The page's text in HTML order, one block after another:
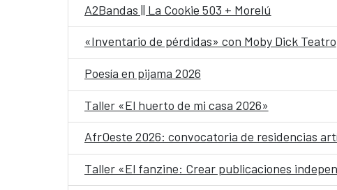
A2Bandas || La Cookie 503 + Morelú
«Inventario de pérdidas» con Moby Dick Teatro
Poesía en pijama 2026
Taller «El huerto de mi casa 2026»
AfrOeste 2026: convocatoria de residencias
Taller «El fanzine: Crear publicaciones